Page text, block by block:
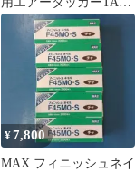
225/1025J(04)◆
¥7,800
MAX フィニッシュネイ